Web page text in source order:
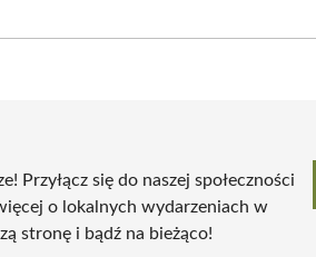
Przyłącz się do naszej społeczności
o lokalnych wydarzeniach w
stronę i bądź na bieżąco!